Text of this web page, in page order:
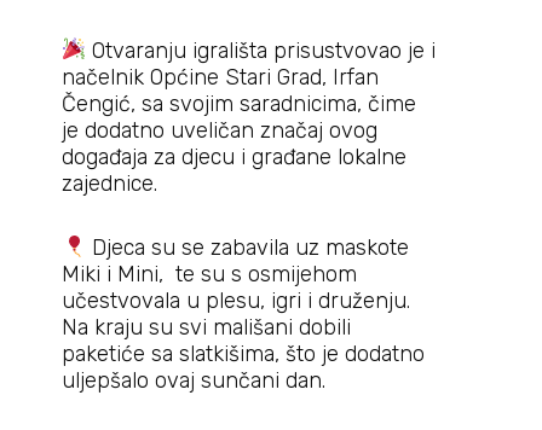
Otvaranju igrališta prisustvovao je i
načelnik Općine Stari Grad, Irfan
Čengić, sa svojim saradnicima, čime
je dodatno uveličan značaj ovog
događaja za djecu i građane lokalne
zajednice.
Djeca su se zabavila uz maskote
Miki i Mini, te su s osmijehom
učestvovala u plesu, igri i druženju.
Na kraju su svi mališani dobili
paketiće sa slatkišima, što je dodatno
uljepšalo ovaj sunčani dan.